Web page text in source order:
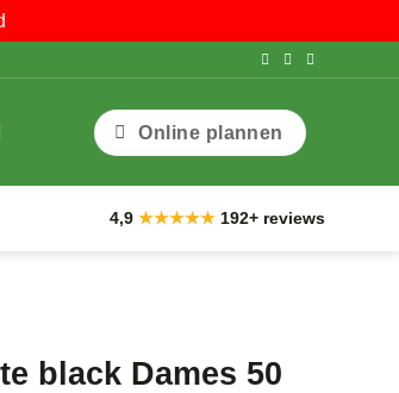
Online plannen
4,9 ★★★★★ 192+ reviews
black Dames 50